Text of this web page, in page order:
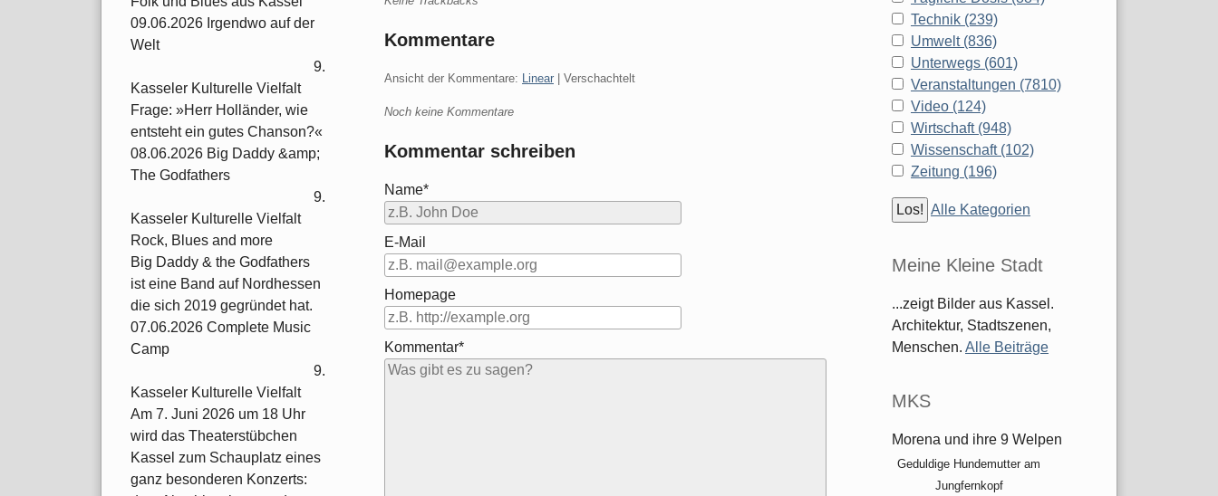
Kommentare
Ansicht der Kommentare: Linear | Verschachtelt
Noch keine Kommentare
Kommentar schreiben
Name*
E-Mail
Homepage
Kommentar*
09.06.2026 Irgendwo auf der
Welt
9.
Kasseler Kulturelle Vielfalt
Frage: »Herr Holländer, wie
entsteht ein gutes Chanson?«
08.06.2026 Big Daddy &amp;
The Godfathers
9.
Kasseler Kulturelle Vielfalt
Rock, Blues and more
Big Daddy & the Godfathers
ist eine Band auf Nordhessen
die sich 2019 gegründet hat.
07.06.2026 Complete Music
Camp
9.
Kasseler Kulturelle Vielfalt
Am 7. Juni 2026 um 18 Uhr
wird das Theaterstübchen
Kassel zum Schauplatz eines
ganz besonderen Konzerts:
Technik (239)
Umwelt (836)
Unterwegs (601)
Veranstaltungen (7810)
Video (124)
Wirtschaft (948)
Wissenschaft (102)
Zeitung (196)
Alle Kategorien
Meine Kleine Stadt
...zeigt Bilder aus Kassel.
Architektur, Stadtszenen,
Menschen. Alle Beiträge
MKS
Morena und ihre 9 Welpen
Geduldige Hundemutter am
Jungfernkopf